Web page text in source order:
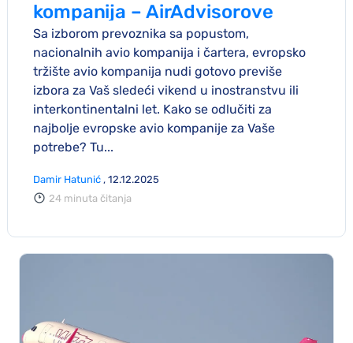
kompanija – AirAdvisorove
najbolje ocene za 2025
Sa izborom prevoznika sa popustom,
nacionalnih avio kompanija i čartera, evropsko
tržište avio kompanija nudi gotovo previše
izbora za Vaš sledeći vikend u inostranstvu ili
interkontinentalni let. Kako se odlučiti za
najbolje evropske avio kompanije za Vaše
potrebe? Tu...
Damir Hatunić , 12.12.2025
24 minuta čitanja